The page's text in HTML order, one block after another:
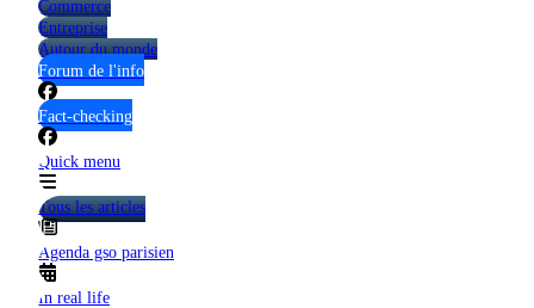
Commerce
Entreprise
Autour du monde
Forum de l'info
Fact-checking
Quick menu
Tous les articles
Agenda gso parisien
In real life